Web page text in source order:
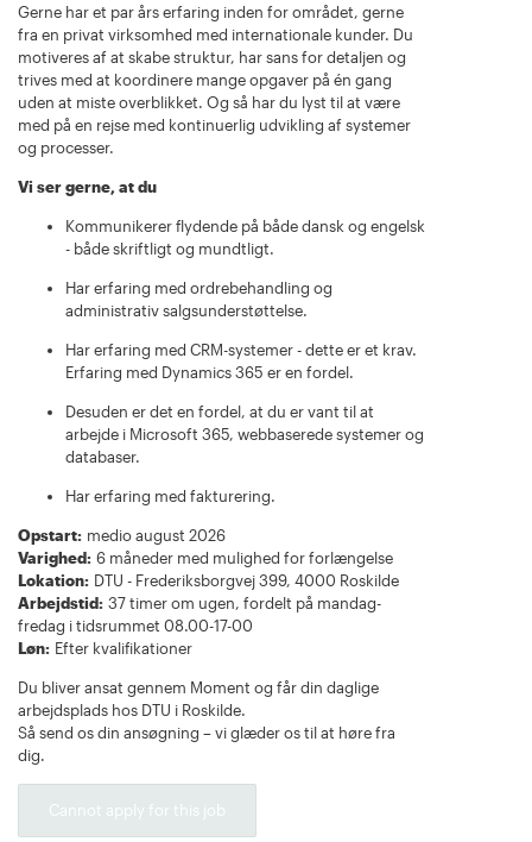
Gerne har et par års erfaring inden for området, gerne
fra en privat virksomhed med internationale kunder. Du
motiveres af at skabe struktur, har sans for detaljen og
trives med at koordinere mange opgaver på én gang
uden at miste overblikket. Og så har du lyst til at være
med på en rejse med kontinuerlig udvikling af systemer
og processer.
Vi ser gerne, at du
Kommunikerer flydende på både dansk og engelsk
- både skriftligt og mundtligt.
Har erfaring med ordrebehandling og
administrativ salgsunderstøttelse.
Har erfaring med CRM-systemer - dette er et krav.
Erfaring med Dynamics 365 er en fordel.
Desuden er det en fordel, at du er vant til at
arbejde i Microsoft 365, webbaserede systemer og
databaser.
Har erfaring med fakturering.
Opstart: medio august 2026
Varighed: 6 måneder med mulighed for forlængelse
Lokation: DTU - Frederiksborgvej 399, 4000 Roskilde
Arbejdstid: 37 timer om ugen, fordelt på mandag-
fredag i tidsrummet 08.00-17-00
Løn: Efter kvalifikationer
Du bliver ansat gennem Moment og får din daglige
arbejdsplads hos DTU i Roskilde.
Så send os din ansøgning – vi glæder os til at høre fra
dig.
Cannot apply for this job